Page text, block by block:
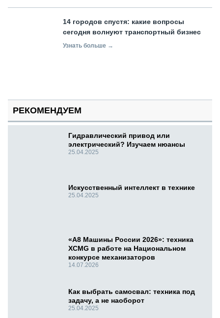
14 городов спустя: какие вопросы
сегодня волнуют транспортный бизнес
Узнать больше →
РЕКОМЕНДУЕМ
Гидравлический привод или
электрический? Изучаем нюансы
25.04.2025
Искусственный интеллект в технике
25.04.2025
«А8 Машины России 2026»: техника
XCMG в работе на Национальном
конкурсе механизаторов
14.07.2026
Как выбрать самосвал: техника под
задачу, а не наоборот
25.04.2025